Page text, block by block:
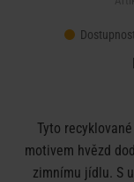
Tyto
motivem hvězd
zimnímu jídlu. S